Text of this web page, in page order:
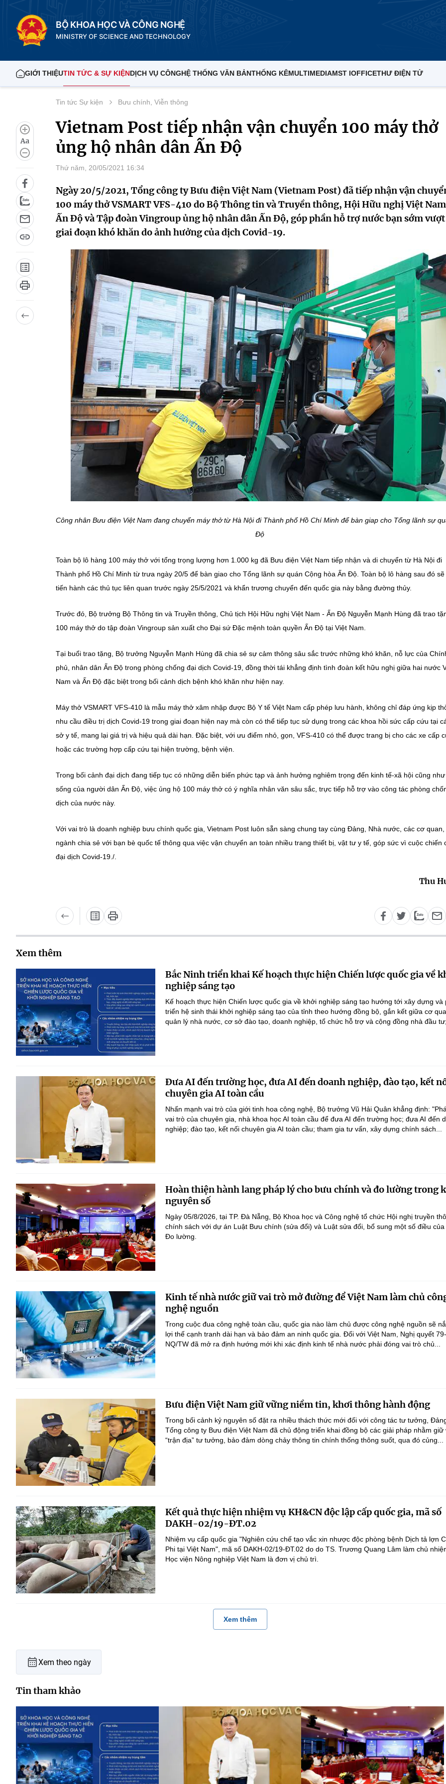
BỘ KHOA HỌC VÀ CÔNG NGHỆ
MINISTRY OF SCIENCE AND TECHNOLOGY
GIỚI THIỆUTIN TỨC & SỰ KIỆNDỊCH VỤ CÔNGHỆ THỐNG VĂN BẢNTHỐNG KÊMULTIMEDIAMST IOFFICETHƯ ĐIỆN TỬ
Aa
Tin tức Sự kiện Bưu chính, Viễn thông
Vietnam Post tiếp nhận vận chuyển 100 máy thở
ủng hộ nhân dân Ấn Độ
Thứ năm, 20/05/2021 16:34
Ngày 20/5/2021, Tổng công ty Bưu điện Việt Nam (Vietnam Post) đã tiếp nhận vận
100 máy thở VSMART VFS-410 do Bộ Thông tin và Truyền thông, Hội Hữu nghị Việt
Ấn Độ và Tập đoàn Vingroup ủng hộ nhân dân Ấn Độ, góp phần hỗ trợ nước bạn sớm
giai đoạn khó khăn do ảnh hưởng của dịch Covid-19.
Công nhân Bưu điện Việt Nam đang chuyển máy thở từ Hà Nội đi Thành phố Hồ Chí Minh để bàn giap cho Tổng lãnh sự
Độ
Toàn bộ lô hàng 100 máy thở với tổng trọng lượng hơn 1.000 kg đã Bưu điện Việt Nam tiếp nhận và di chuyển từ Hà Nội đi
Thành phố Hồ Chí Minh từ trưa ngày 20/5 để bàn giao cho Tổng lãnh sự quán Cộng hòa Ấn Độ. Toàn bộ lô hàng sau đó
tiến hành các thủ tục liên quan trước ngày 25/5/2021 và khẩn trương chuyển đến quốc gia này bằng đường thủy.
Trước đó, Bộ trưởng Bộ Thông tin và Truyền thông, Chủ tịch Hội Hữu nghị Việt Nam - Ấn Độ Nguyễn Mạnh Hùng đã trao
100 máy thở do tập đoàn Vingroup sản xuất cho Đại sứ Đặc mệnh toàn quyền Ấn Độ tại Việt Nam.
Tại buổi trao tặng, Bộ trưởng Nguyễn Mạnh Hùng đã chia sẻ sự cảm thông sâu sắc trước những khó khăn, nỗ lực của
phủ, nhân dân Ấn Độ trong phòng chống đại dịch Covid-19, đồng thời tái khẳng định tình đoàn kết hữu nghị giữa hai nước
Nam và Ấn Độ đặc biệt trong bối cảnh dịch bệnh khó khăn như hiện nay.
Máy thở VSMART VFS-410 là mẫu máy thở xâm nhập được Bộ Y tế Việt Nam cấp phép lưu hành, không chỉ đáp ứng kịp
nhu cầu điều trị dịch Covid-19 trong giai đoạn hiện nay mà còn có thể tiếp tục sử dụng trong các khoa hồi sức cấp cứu tại
sở y tế, mang lại giá trị và hiệu quả dài hạn. Đặc biệt, với ưu điểm nhỏ, gọn, VFS-410 có thể được trang bị cho các xe cấp
hoặc các trường hợp cấp cứu tại hiện trường, bệnh viện.
Trong bối cảnh đại dịch đang tiếp tục có những diễn biến phức tạp và ảnh hưởng nghiêm trọng đến kinh tế-xã hội cũng
sống của người dân Ấn Độ, việc ủng hộ 100 máy thở có ý nghĩa nhân văn sâu sắc, trực tiếp hỗ trợ vào công tác phòng
dịch của nước này.
Với vai trò là doanh nghiệp bưu chính quốc gia, Vietnam Post luôn sẵn sàng chung tay cùng Đảng, Nhà nước, các cơ quan,
ngành chia sẻ với bạn bè quốc tế thông qua việc vận chuyển an toàn nhiều trang thiết bị, vật tư y tế, góp sức vì cuộc chiến
đại dịch Covid-19./.
Thu
Xem thêm
Bắc Ninh triển khai Kế hoạch thực hiện Chiến lược quốc gia về
nghiệp sáng tạo
Kế hoạch thực hiện Chiến lược quốc gia về khởi nghiệp sáng tạo hướng tới xây dựng và
triển hệ sinh thái khởi nghiệp sáng tạo của tỉnh theo hướng đồng bộ, gắn kết giữa cơ
quản lý nhà nước, cơ sở đào tạo, doanh nghiệp, tổ chức hỗ trợ và cộng đồng nhà đầu
Đưa AI đến trường học, đưa AI đến doanh nghiệp, đào tạo, kết
chuyên gia AI toàn cầu
Nhấn mạnh vai trò của giới tinh hoa công nghệ, Bộ trưởng Vũ Hải Quân khẳng định:
vai trò của chuyên gia, nhà khoa học AI toàn cầu để đưa AI đến trường học; đưa AI đến
nghiệp; đào tạo, kết nối chuyên gia AI toàn cầu; tham gia tư vấn, xây dựng chính sách...
Hoàn thiện hành lang pháp lý cho bưu chính và đo lường trong
nguyên số
Ngày 05/8/2026, tại TP. Đà Nẵng, Bộ Khoa học và Công nghệ tổ chức Hội nghị truyền
chính sách với dự án Luật Bưu chính (sửa đổi) và Luật sửa đổi, bổ sung một số điều của
Đo lường.
Kinh tế nhà nước giữ vai trò mở đường để Việt Nam làm chủ
nghệ nguồn
Trong cuộc đua công nghệ toàn cầu, quốc gia nào làm chủ được công nghệ nguồn sẽ
lợi thế cạnh tranh dài hạn và bảo đảm an ninh quốc gia. Đối với Việt Nam, Nghị quyết 79-
NQ/TW đã mở ra định hướng mới khi xác định kinh tế nhà nước phải đóng vai trò chủ...
Bưu điện Việt Nam giữ vững niềm tin, khơi thông hành động
Trong bối cảnh kỷ nguyên số đặt ra nhiều thách thức mới đối với công tác tư tưởng,
Tổng công ty Bưu điện Việt Nam đã chủ động triển khai đồng bộ các giải pháp nhằm giữ
“trận địa” tư tưởng, bảo đảm dòng chảy thông tin chính thống thông suốt, qua đó củng...
Kết quả thực hiện nhiệm vụ KH&CN độc lập cấp quốc gia, mã số
DAKH-02/19-ĐT.02
Nhiệm vụ cấp quốc gia "Nghiên cứu chế tạo vắc xin nhược độc phòng bệnh Dịch tả lợn
Phi tại Việt Nam", mã số DAKH-02/19-ĐT.02 do do TS. Trương Quang Lâm làm chủ
Học viện Nông nghiệp Việt Nam là đơn vị chủ trì.
Xem thêm
Xem theo ngày
Tin tham khảo